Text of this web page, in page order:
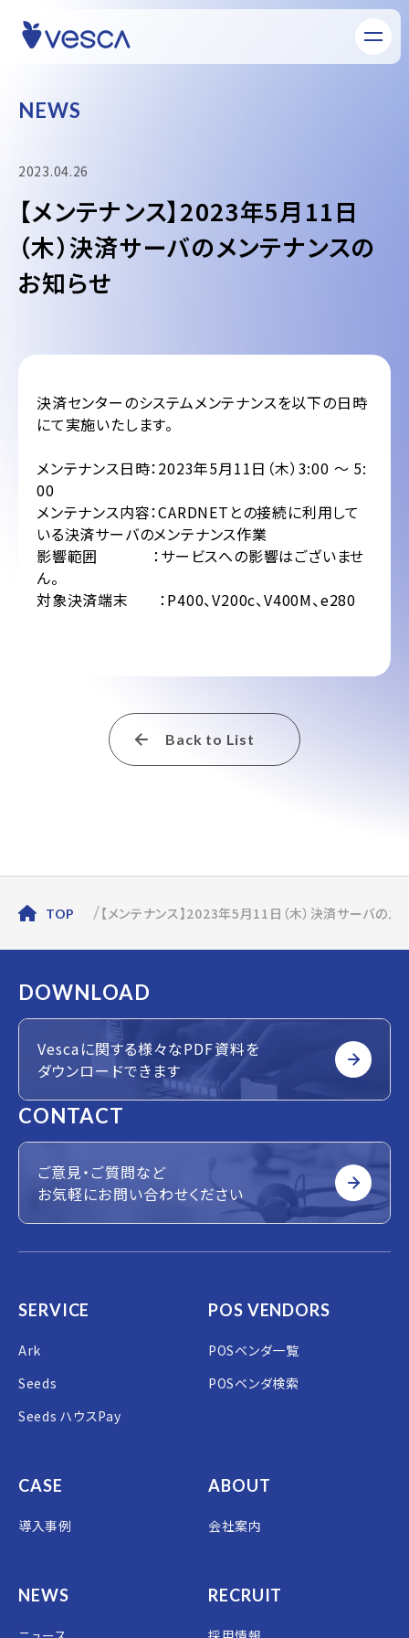
NEWS
2023.04.26
【メンテナンス】2023年5月11日
（木）決済サーバのメンテナンスの
お知らせ
決済センターのシステムメンテナンスを以下の日時
にて実施いたします。
メンテナンス日時：2023年5月11日（木）3:00 ～ 5:
00
メンテナンス内容：CARDNETとの接続に利用して
いる決済サーバのメンテナンス作業
影響範囲 ：サービスへの影響はございませ
ん。
対象決済端末 ：P400、V200c、V400M、e280
Back to List
TOP 【メンテナンス】2023年5月11日（木）決済サーバのメ
DOWNLOAD
Vescaに関する様々なPDF資料を
ダウンロードできます
CONTACT
ご意見・ご質問など
お気軽にお問い合わせください
SERVICE
Ark
Seeds
Seeds ハウスPay
POS VENDORS
POSベンダ一覧
POSベンダ検索
CASE
導入事例
ABOUT
会社案内
NEWS RECRUIT